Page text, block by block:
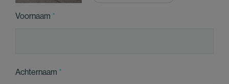
Voornaam
Achternaam